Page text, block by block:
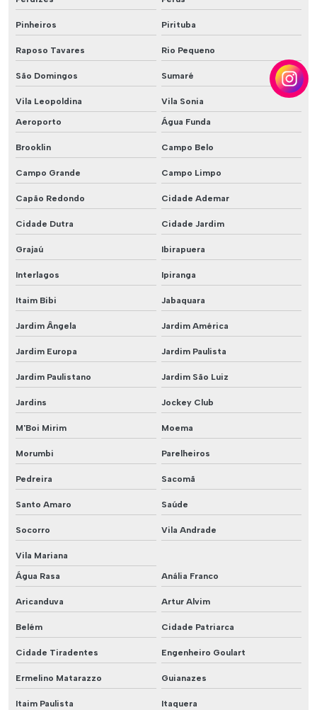
Pinheiros Pirituba
Raposo Tavares Rio Pequeno
São Domingos Sumaré
Vila Leopoldina Vila Sonia
Aeroporto Água Funda
Brooklin Campo Belo
Campo Grande Campo Limpo
Capão Redondo Cidade Ademar
Cidade Dutra Cidade Jardim
Grajaú Ibirapuera
Interlagos Ipiranga
Itaim Bibi Jabaquara
Jardim Ângela Jardim América
Jardim Europa Jardim Paulista
Jardim Paulistano Jardim São Luiz
Jardins Jockey Club
M'Boi Mirim Moema
Morumbi Parelheiros
Pedreira Sacomã
Santo Amaro Saúde
Socorro Vila Andrade
Vila Mariana
Água Rasa Anália Franco
Aricanduva Artur Alvim
Belém Cidade Patriarca
Cidade Tiradentes Engenheiro Goulart
Ermelino Matarazzo Guianazes
Itaim Paulista Itaquera